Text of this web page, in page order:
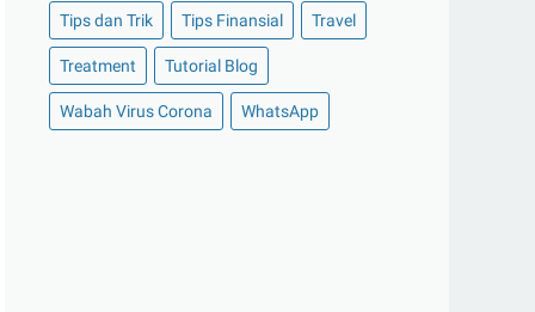
►
Juni 2021
(10)
►Mei 2021(11)
►April 2021(13)
►Maret 2021(12)
Tips dan Trik Tips Finansial Travel
Treatment Tutorial Blog
Wabah Virus Corona WhatsApp